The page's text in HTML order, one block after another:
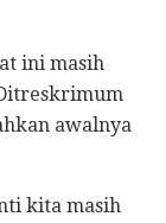
ini masih
awalnya
kita masih